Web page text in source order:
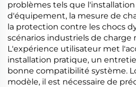
problèmes tels que
d'équipement, la mesure de
la protection contre les chocs
scénarios industriels de charge
L'expérience utilisateur met
installation pratique, un
bonne compatibilité système.
modèle, il est nécessaire de